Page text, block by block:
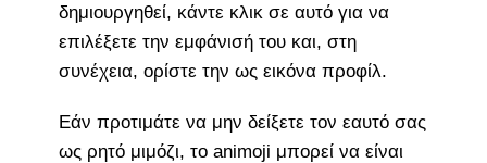
δημιουργηθεί, κάντε κλικ σε αυτό για να
επιλέξετε την εμφάνισή του και, στη
συνέχεια, ορίστε την ως εικόνα προφίλ.
Εάν προτιμάτε να μην δείξετε τον εαυτό σας
ως ρητό μιμόζι, το animoji μπορεί να είναι